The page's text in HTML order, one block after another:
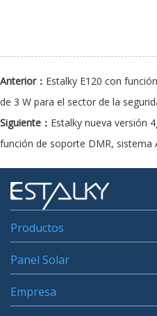
Anterior： Estalky E120 con
de 3 W para el sector de la
Siguiente： Estalky nueva versión
función de soporte DMR, sistema
Productos
Panel Solar
Empresa